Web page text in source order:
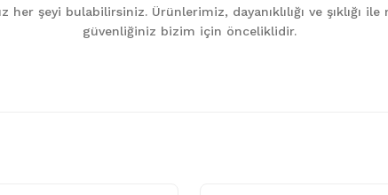
her şeyi bulabilirsiniz. Ürünlerimiz, dayanıklılığı ve şıklığı
güvenliğiniz bizim için önceliklidir.